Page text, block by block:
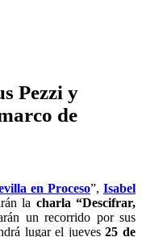
Pezzi y
de
en Proceso”, Isabel
la charla “Descifrar,
un recorrido por sus
lugar el jueves25 de